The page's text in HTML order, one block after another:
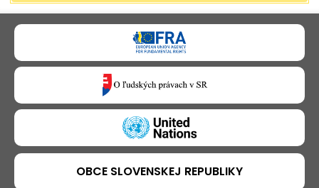
OBCE SLOVENSKEJ REPUBLIKY